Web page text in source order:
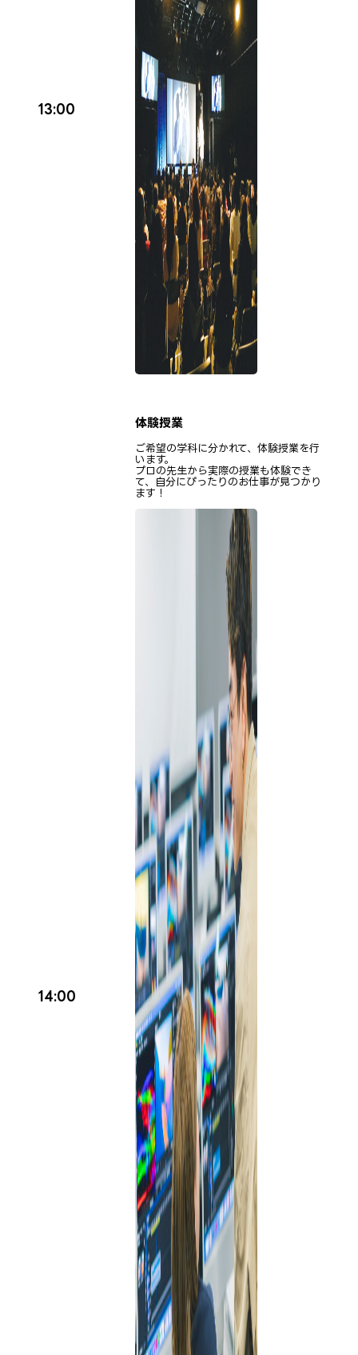
13:00
14:00
体験授業
ご希望の学科に分かれて、体験授業を行
います。
プロの先生から実際の授業も体験でき
て、自分にぴったりのお仕事が見つかり
ます！